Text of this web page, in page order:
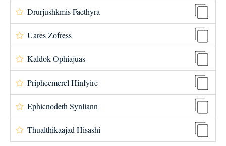
Drurjushkmis Faethyra
Uares Zofress
Kaldok Ophiajuas
Priphecmerel Hinfyire
Ephicnodeth Synliann
Thualthikaajad Hisashi